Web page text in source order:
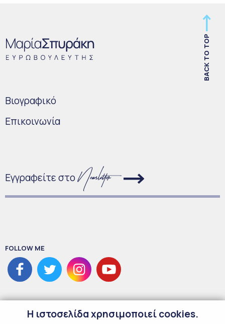
BACK TO TOP
Bιογραφικό
Επικοινωνία
Εγγραφείτε στο
FOLLOW ME
H ιστοσελίδα χρησιμοποιεί cookies.